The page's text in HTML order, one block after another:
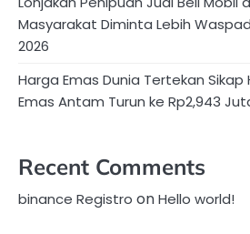
Masyarakat Diminta Lebih
2026
Harga Emas Dunia Tertekan Sikap
Emas Antam Turun ke Rp2,943
Recent Comments
binance Registro onHello world!